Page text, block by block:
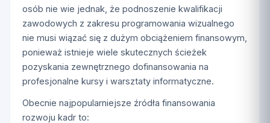
osób nie wie jednak, że podnoszenie kwalifikacji
zawodowych z zakresu programowania wizualnego
nie musi wiązać się z dużym obciążeniem finansowym,
ponieważ istnieje wiele skutecznych ścieżek
pozyskania zewnętrznego dofinansowania na
profesjonalne kursy i warsztaty informatyczne.
Obecnie najpopularniejsze źródła finansowania
rozwoju kadr to: